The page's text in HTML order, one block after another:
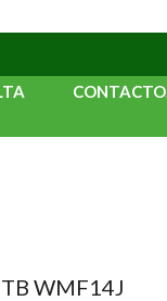
CONTACTO.
WMF14J